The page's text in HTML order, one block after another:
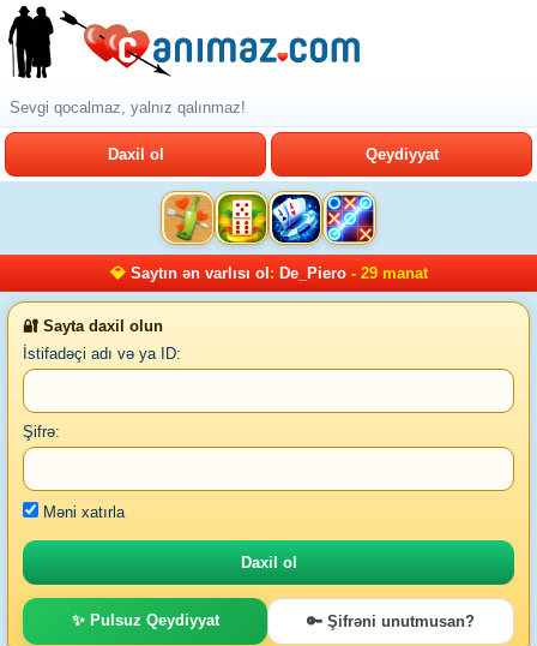
Sevgi qocalmaz, yalnız qalınmaz!
Daxil ol Qeydiyyat
💎 Saytın ən varlısı ol : De_Piero- 29 manat
🔐 Sayta daxil olun
İstifadəçi adı və ya ID:
Şifrə:
Məni xatırla
✨ Pulsuz Qeydiyyat 🔑 Şifrəni unutmusan?